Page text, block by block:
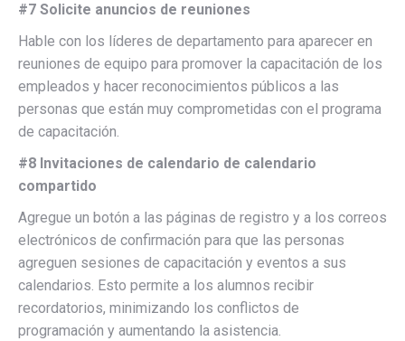
#7 Solicite anuncios de reuniones
Hable con los líderes de departamento para aparecer en
reuniones de equipo para promover la capacitación de los
empleados y hacer reconocimientos públicos a las
personas que están muy comprometidas con el programa
de capacitación.
#8 Invitaciones de calendario de calendario
compartido
Agregue un botón a las páginas de registro y a los correos
electrónicos de confirmación para que las personas
agreguen sesiones de capacitación y eventos a sus
calendarios. Esto permite a los alumnos recibir
recordatorios, minimizando los conflictos de
programación y aumentando la asistencia.